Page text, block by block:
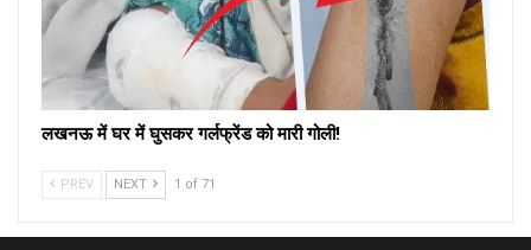
लखनऊ में घर में घुसकर गर्लफ्रेंड को मारी गोली!
PREV NEXT 1 of 71